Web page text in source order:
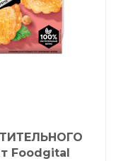
Foodgital